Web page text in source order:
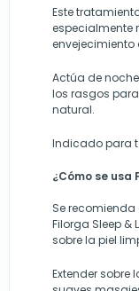
Este
especialmente
envejecimiento
Actúa de
los rasgos
natural.
Indicado para
¿Cómo se usa
Se
Filorga Sleep
sobre la piel
Extender sobre